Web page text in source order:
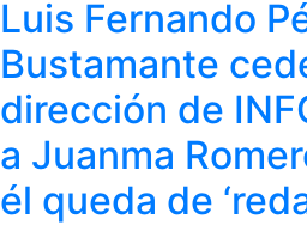
Luis Fernando
Bustamante
dirección de
a Juanma
él queda de